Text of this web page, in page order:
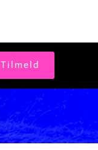
Tilmeld